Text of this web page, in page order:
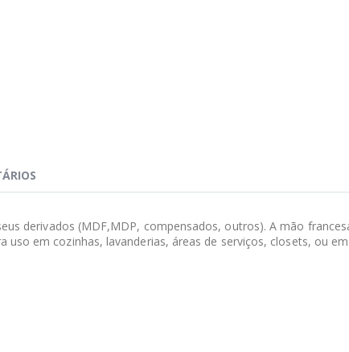
derivados (MDF,MDP, compensados, outros). A mão
em cozinhas, lavanderias, áreas de serviços, closets, ou